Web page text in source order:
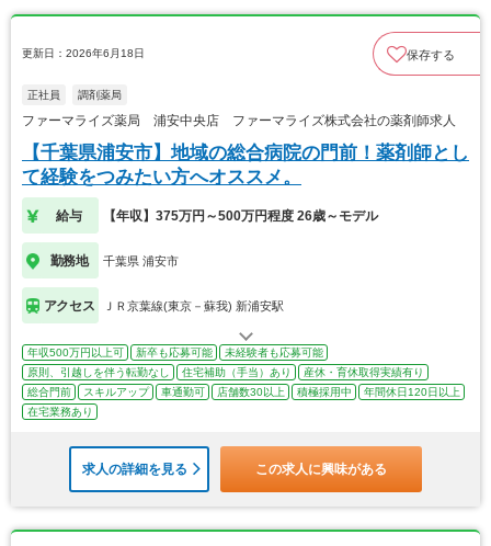
更新日：2026年6月18日 保存する
正社員 調剤薬局
ファーマライズ薬局 浦安中央店 ファーマライズ株式会社の薬剤師求人
【千葉県浦安市】地域の総合病院の門前！薬剤師とし
て経験をつみたい方へオススメ。
給与 【年収】375万円～500万円程度 26歳～モデル
勤務地 千葉県 浦安市
アクセス ＪＲ京葉線(東京－蘇我) 新浦安駅
年収500万円以上可 新卒も応募可能
未経験者も応募可能
原則、引越しを伴う転勤なし
住宅補助（手当）あり
産休・育休取得実績有り
総合門前
スキルアップ 車通勤可 店舗数30以上 積極採用中
年間休日120日以上
在宅業務あり
求人の詳細を見る この求人に興味がある